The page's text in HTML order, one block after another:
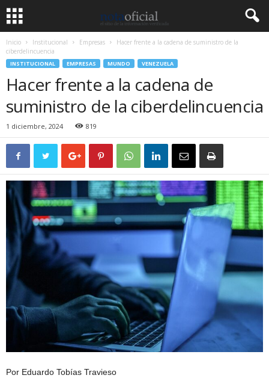
Inicio Institucional Empresas
Hacer frente a la cadena de suministro de la
ciberdelincuencia
INSTITUCIONAL EMPRESAS MUNDO VENEZUELA
Hacer frente a la cadena de
suministro de la ciberdelincuencia
1 diciembre, 2024 819
Por Eduardo Tobías Travieso